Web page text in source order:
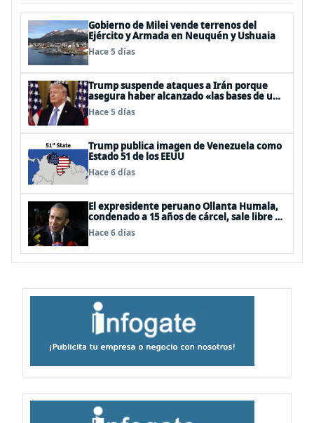
Gobierno de Milei vende terrenos del
Ejército y Armada en Neuquén y Ushuaia
Hace 5 días
Trump suspende ataques a Irán porque
asegura haber alcanzado «las bases de un
acuerdo»
Hace 5 días
Trump publica imagen de Venezuela como
Estado 51 de los EEUU
Hace 6 días
El expresidente peruano Ollanta Humala,
condenado a 15 años de cárcel, sale libre al
anularse su caso
Hace 6 días